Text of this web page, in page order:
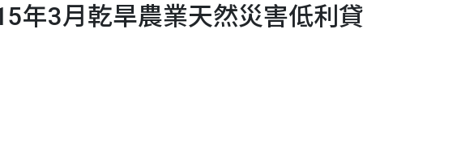
年3月乾旱農業天然災害低利貸